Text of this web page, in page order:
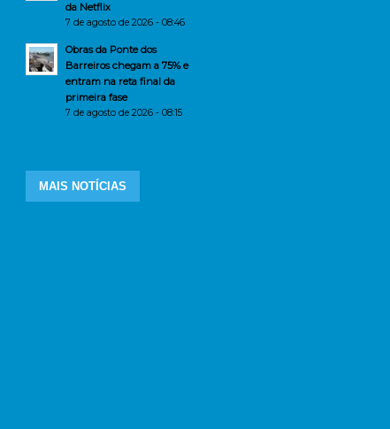
da Netflix
7 de agosto de 2026 - 08:46
Obras da Ponte dos
Barreiros chegam a 75% e
entram na reta final da
primeira fase
7 de agosto de 2026 - 08:15
MAIS NOTÍCIAS